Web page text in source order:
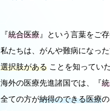
『統合医療 』という言葉をご
私たちは、がんや難病になった
選択肢がある ことを知ってい
海外の医療先進諸国では、『
全ての方が納得のできる医療